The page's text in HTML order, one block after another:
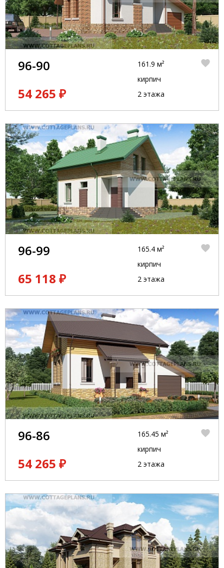
96-90
54 265 ₽
161.9 м²
кирпич
2 этажа
96-99
65 118 ₽
165.4 м²
кирпич
2 этажа
96-86
54 265 ₽
165.45 м²
кирпич
2 этажа